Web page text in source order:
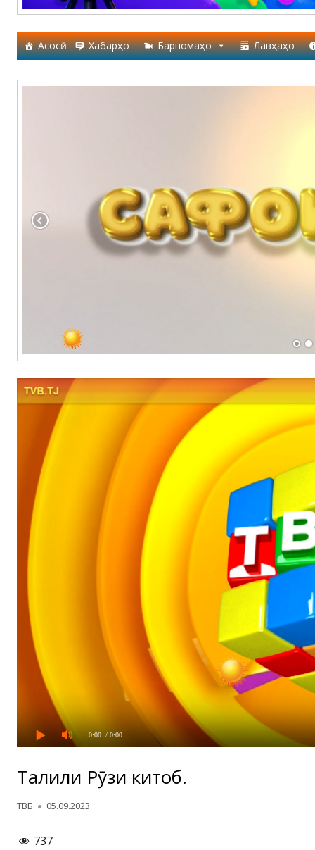
Асосӣ Хабарҳо Барномаҳо Лавҳаҳо
0:00 / 0:00
Таҷлили Рӯзи китоб.
Автор
ТВБ Опубликовано
05.09.2023
737